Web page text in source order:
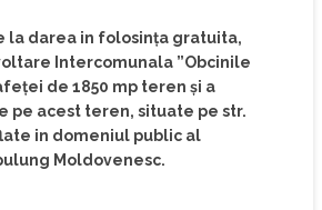
la darea in folosinţa gratuita,
Intercomunala ”Obcinile
de 1850 mp teren şi a
pe acest teren, situate pe str.
in domeniul public al
Moldovenesc.